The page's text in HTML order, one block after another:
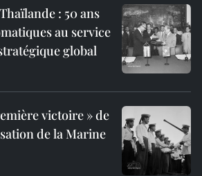
: 50 ans
au service
global
victoire » de
de la Marine